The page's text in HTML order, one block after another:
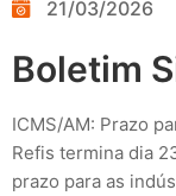
21/03/2026
Boletim
ICMS/AM: Prazo
Refis termina dia
prazo para as